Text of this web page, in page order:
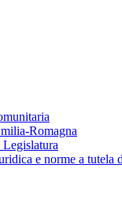
Romagna
e norme a tutela